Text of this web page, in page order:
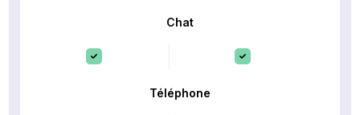
Chat
Téléphone